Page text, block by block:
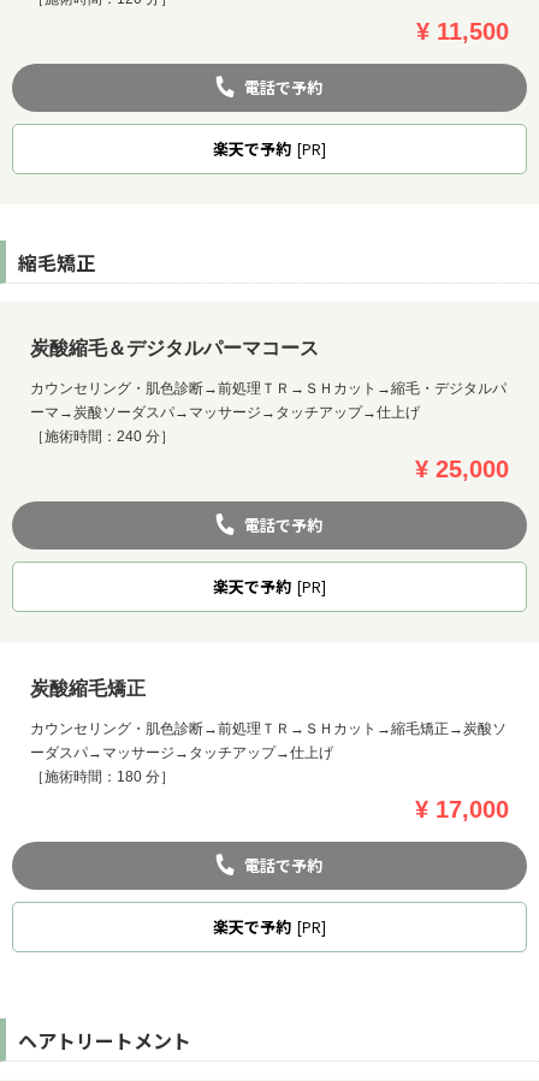
¥ 11,500
電話で予約
楽天で予約 [PR]
縮毛矯正
炭酸縮毛＆デジタルパーマコース
カウンセリング・肌色診断→前処理ＴＲ→ＳＨカット→縮毛・デジタルパ
ーマ→炭酸ソーダスパ→マッサージ→タッチアップ→仕上げ
［施術時間：240 分］
¥ 25,000
電話で予約
楽天で予約 [PR]
炭酸縮毛矯正
カウンセリング・肌色診断→前処理ＴＲ→ＳＨカット→縮毛矯正→炭酸ソ
ーダスパ→マッサージ→タッチアップ→仕上げ
［施術時間：180 分］
¥ 17,000
電話で予約
楽天で予約 [PR]
ヘアトリートメント